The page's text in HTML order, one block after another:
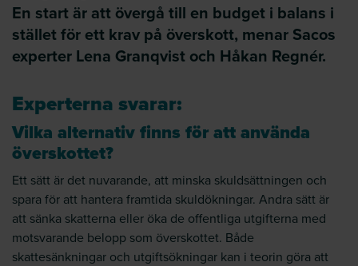
En start är att övergå till en budget i balans i
stället för ett krav på överskott, menar Sacos
experter Lena Granqvist och Håkan Regnér.
Experterna svarar:
Vilka alternativ finns för att använda
överskottet?
Ett sätt är det nuvarande, att minska skuldsättningen och
spara för att hantera framtida skuldökningar. Andra sätt är
att sänka skatterna eller öka de offentliga utgifterna med
motsvarande belopp som överskottet. Både
skattesänkningar och utgiftsökningar kan i teorin göra att